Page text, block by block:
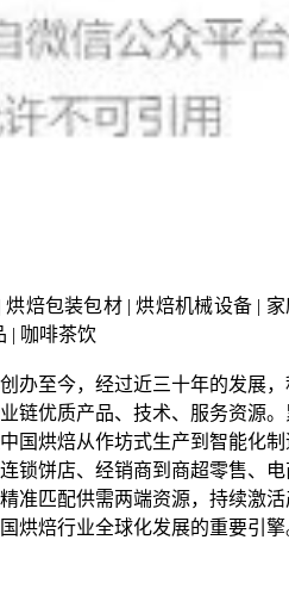
焙包装包材 | 烘焙机械设备 | 家
| 咖啡茶饮
创办至今，经过近三十年的发展
链优质产品、技术、服务资源。
国烘焙从作坊式生产到智能化制
锁饼店、经销商到商超零售、电
准匹配供需两端资源，持续激活
烘焙行业全球化发展的重要引擎